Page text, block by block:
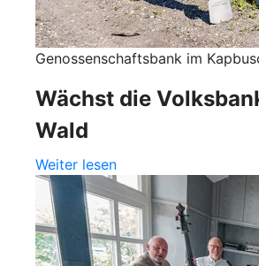
Genossenschaftsbank im
Wächst die
Wald
Weiter lesen